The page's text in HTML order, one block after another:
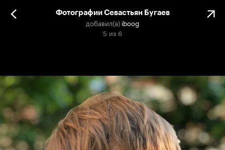
Фотографии Севастьян Бугаев
добавил(а) iboog
5 из 6